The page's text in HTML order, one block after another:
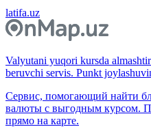
latifa.uz
Valyutani yuqori kursda
beruvchi servis. Punkt
Сервис, помогающий найти
валюты с выгодным курсом.
прямо на карте.